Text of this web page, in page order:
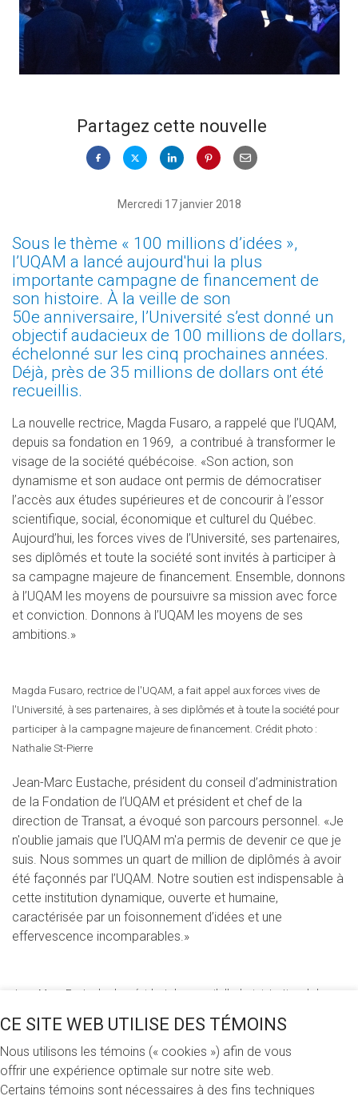
Partagez cette nouvelle
Mercredi 17 janvier 2018
Sous le thème « 100 millions d’idées »,
l’UQAM a lancé aujourd'hui la plus
importante campagne de financement de
son histoire. À la veille de son
50e anniversaire, l’Université s’est donné un
objectif audacieux de 100 millions de dollars,
échelonné sur les cinq prochaines années.
Déjà, près de 35 millions de dollars ont été
recueillis.
La nouvelle rectrice, Magda Fusaro, a rappelé que l’UQAM,
depuis sa fondation en 1969, a contribué à transformer le
visage de la société québécoise. «Son action, son
dynamisme et son audace ont permis de démocratiser
l’accès aux études supérieures et de concourir à l’essor
scientifique, social, économique et culturel du Québec.
Aujourd’hui, les forces vives de l’Université, ses partenaires,
ses diplômés et toute la société sont invités à participer à
sa campagne majeure de financement. Ensemble, donnons
à l’UQAM les moyens de poursuivre sa mission avec force
et conviction. Donnons à l’UQAM les moyens de ses
ambitions.»
Magda Fusaro, rectrice de l'UQAM, a fait appel aux forces vives de
l'Université, à ses partenaires, à ses diplômés et à toute la société pour
participer à la campagne majeure de financement. Crédit photo :
Nathalie St-Pierre
Jean-Marc Eustache, président du conseil d’administration
de la Fondation de l’UQAM et président et chef de la
direction de Transat, a évoqué son parcours personnel. «Je
n'oublie jamais que l'UQAM m'a permis de devenir ce que je
suis. Nous sommes un quart de million de diplômés à avoir
été façonnés par l’UQAM. Notre soutien est indispensable à
cette institution dynamique, ouverte et humaine,
caractérisée par un foisonnement d’idées et une
effervescence incomparables.»
Jean-Marc Eustache, le président du conseil d'administration de la
Fondation de l'UQAM et président et chef de la direction de Transat, a
évoqué l'importance de l'UQAM dans son parcours personnel. Crédit
photo : Nathalie St-Pierre
Quatre coprésidents
CE SITE WEB UTILISE DES TÉMOINS
Nous utilisons les témoins (« cookies ») afin de vous
offrir une expérience optimale sur notre site web.
Certains témoins sont nécessaires à des fins techniques